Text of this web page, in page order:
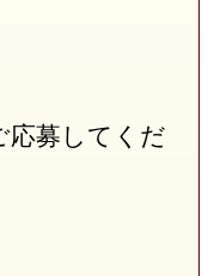
応募してくだ